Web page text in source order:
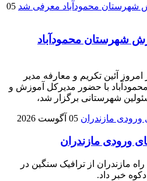
05
شهرستان محمودآباد
آئین تکریم و معارفه مدیر
با حضور مدیرکل آموزش و
شهرستانی برگزار شد،
05 آگوست 2026
ورودی مازندران
مازندران از ترافیک سنگین در
خبر داد.